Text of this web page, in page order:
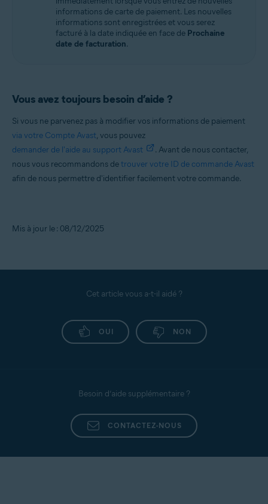
informations de carte de paiement. Les nouvelles
informations sont enregistrées et vous serez
facturé à la date indiquée en face de Prochaine
date de facturation.
Vous avez toujours besoin d’aide ?
Si vous ne parvenez pas à modifier vos informations de paiement
via votre Compte Avast, vous pouvez
demander de l'aide au support Avast
. Avant de nous contacter,
nous vous recommandons detrouver votre ID de commande Avast
afin de nous permettre d'identifier facilement votre commande.
Mis à jour le : 08/12/2025
Cet article vous a-t-il aidé ?
OUI NON
Besoin d’aide supplémentaire ?
CONTACTEZ-NOUS